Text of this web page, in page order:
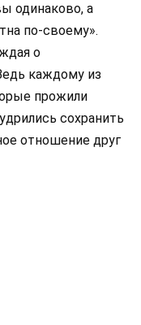
одинаково, а
по-своему».
о
каждому из
прожили
сохранить
отношение друг